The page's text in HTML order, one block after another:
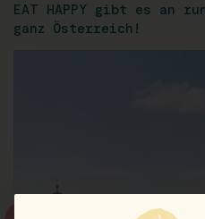
EAT HAPPY gibt es an
ganz Österreich!